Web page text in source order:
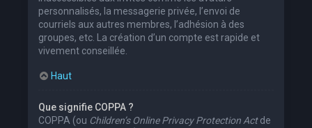
personnalisés, la messagerie privée, l’envoi de
courriels aux autres membres, l’adhésion à des
groupes, etc. La création d’un compte est rapide et
vivement conseillée.
Haut
Que signifie COPPA ?
COPPA (ou Children’s Online Privacy Protection Actde